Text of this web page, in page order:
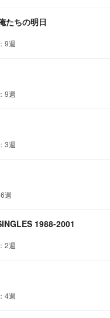
たちの明日
9週
9週
3週
週
1988-2001
2週
4週